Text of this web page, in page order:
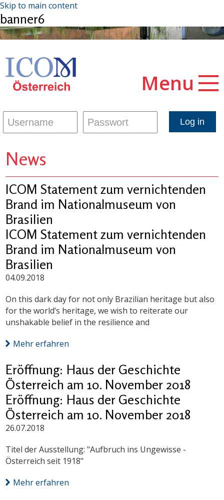
Skip to main content
banner6
Menu
News
ICOM Statement zum vernichtenden
Brand im Nationalmuseum von
Brasilien
ICOM Statement zum vernichtenden
Brand im Nationalmuseum von
Brasilien
04.09.2018
On this dark day for not only Brazilian heritage but also
for the world’s heritage, we wish to reiterate our
unshakable belief in the resilience and
Mehr erfahren
Eröffnung: Haus der Geschichte
Österreich am 10. November 2018
Eröffnung: Haus der Geschichte
Österreich am 10. November 2018
26.07.2018
Titel der Ausstellung: "Aufbruch ins Ungewisse -
Österreich seit 1918"
Mehr erfahren